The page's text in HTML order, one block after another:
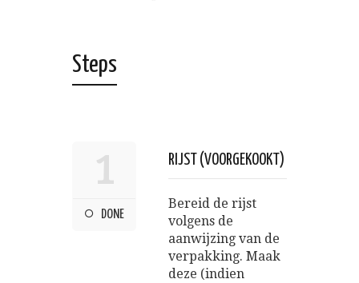
Steps
1
DONE
RIJST (VOORGEKOOKT)
Bereid de rijst
volgens de
aanwijzing van de
verpakking. Maak
deze (indien